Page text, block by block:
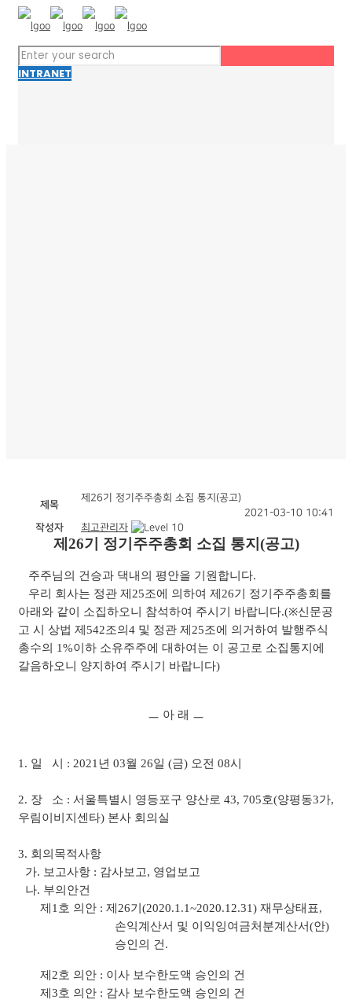
INTRANET
제목
제26기 정기주주총회 소집 통지(공고)
2021-03-10 10:41
작성자
최고관리자
제 26기 정기주주총회 소집 통지 (공고)
주주님의 건승과 댁내의 평안을 기원합니다.
우리 회사는 정관 제 25조에 의하여 제 26기 정기주주총회를
아래와 같이 소집하오니 참석하여 주시기 바랍니다.(※신문공
고 시 상법 제 542조의 4 및 정관 제 25조에 의거하여 발행주식
총수의 1%이하 소유주주에 대하여는 이 공고로 소집통지에
갈음하오니 양지하여 주시기 바랍니다)
ㅡ 아 래 ㅡ
1. 일 시 : 2021 년 03월 26일 (금) 오전 08시
2. 장 소 : 서울특별시 영등포구 양산로 43, 705호(양평동3가,
우림이비지센타) 본사 회의실
3. 회의목적사항
가. 보고사항 : 감사보고, 영업보고
나. 부의안건
제 1 호 의안 :제 26기(2020.1.1~2020.12.31)재무상태표,
손익계산서 및 이익잉여금처분계산서(안)
승인의 건 .
제 2호 의안 : 이사 보수한도액 승인의 건
제3호 의안 : 감사 보수한도액 승인의 건